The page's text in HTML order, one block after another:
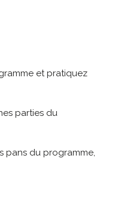
et pratiquez
parties du
pans du programme,